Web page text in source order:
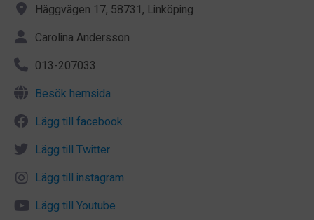
Häggvägen 17, 58731, Linköping
Carolina Andersson
013-207033
Besök hemsida
Lägg till facebook
Lägg till Twitter
Lägg till instagram
Lägg till Youtube